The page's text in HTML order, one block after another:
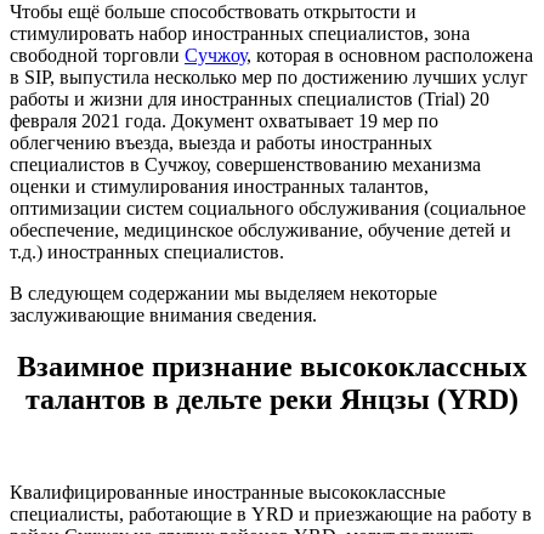
Чтобы ещё больше способствовать открытости и
стимулировать набор иностранных специалистов, зона
свободной торговли Сучжоу, которая в основном расположена
в SIP, выпустила несколько мер по достижению лучших услуг
работы и жизни для иностранных специалистов (Trial) 20
февраля 2021 года. Документ охватывает 19 мер по
облегчению въезда, выезда и работы иностранных
специалистов в Сучжоу, совершенствованию механизма
оценки и стимулирования иностранных талантов,
оптимизации систем социального обслуживания (социальное
обеспечение, медицинское обслуживание, обучение детей и
т.д.) иностранных специалистов.
В следующем содержании мы выделяем некоторые
заслуживающие внимания сведения.
Взаимное признание высококлассных
талантов в дельте реки Янцзы (YRD)
Квалифицированные иностранные высококлассные
специалисты, работающие в YRD и приезжающие на работу в